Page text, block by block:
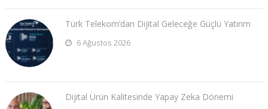
Türk Telekom’dan Dijital Geleceğe Güçlü Yatırım
6 Ağustos 2026
Dijital Ürün Kalitesinde Yapay Zeka Dönemi